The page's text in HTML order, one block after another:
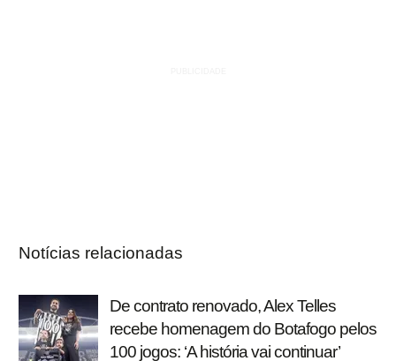
Notícias relacionadas
De contrato renovado, Alex Telles
recebe homenagem do Botafogo pelos
100 jogos: ‘A história vai continuar’